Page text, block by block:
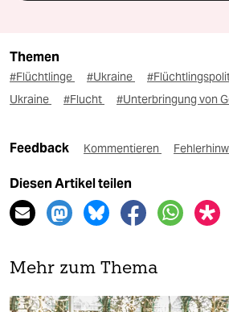
Themen
#Flüchtlinge #Ukraine
Ukraine
#Flucht #Unterbringung von
Feedback Kommentieren
Diesen Artikel teilen
Mehr zum Thema